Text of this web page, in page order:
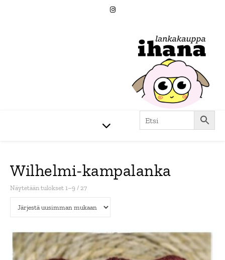
Wilhelmi-kampalanka
Näytetään tulokset 1–9 / 27Sorted by latest